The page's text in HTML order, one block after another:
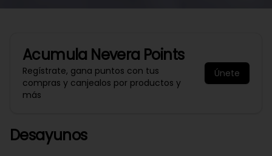
Acumula Nevera Points
Regístrate, gana puntos con tus
compras y canjealos por productos y
más
Únete
Desayunos